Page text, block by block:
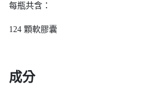
每瓶共含：
124 顆軟膠囊
成分